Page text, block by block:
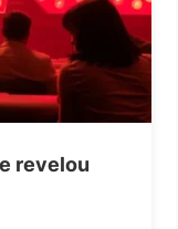
revelou